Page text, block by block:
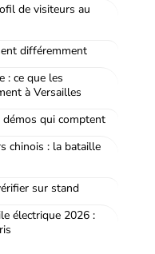
de visiteurs au
différemment
: ce que les
à Versailles
démos qui comptent
chinois : la bataille
sur stand
électrique 2026 :